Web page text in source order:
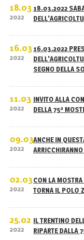
18.03
2022
18.03.2022
16.03
2022
16.03.2022
SEGNO DELLA
11.03
2022
INVITO ALLA
DELLA 75ª
09.03
2022
ANCHE IN
02.03
2022
CON LA
TORNA IL POLO
25.02
2022
IL TRENTINO
RIPARTE DALLA